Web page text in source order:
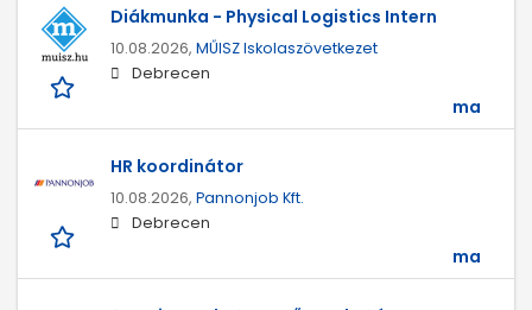
Diákmunka - Physical Logistics Intern
10.08.2026, MŰISZ Iskolaszövetkezet
Debrecen
ma
HR koordinátor
10.08.2026, Pannonjob Kft.
Debrecen
ma